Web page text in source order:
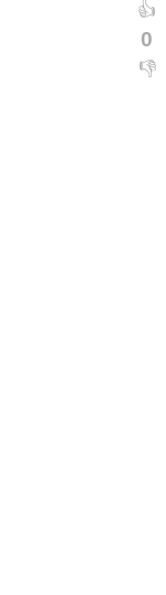
👍
0
👎